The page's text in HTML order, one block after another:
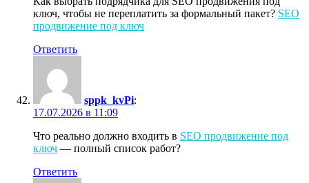
ключ, чтобы не переплатить за формальный пакет? SEO
продвижение под ключ
Ответить
sppk_kvPi:
17.07.2026 в 11:09
Что реально должно входить в SEO продвижение под
ключ — полный список работ?
Ответить